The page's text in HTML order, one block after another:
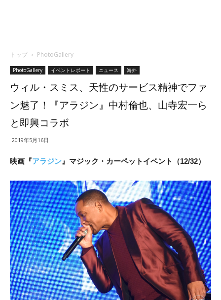
トップ PhotoGallery
PhotoGallery イベントレポート ニュース 海外
ウィル・スミス、天性のサービス精神でファ
ン魅了！『アラジン』中村倫也、山寺宏一ら
と即興コラボ
2019年5月16日
映画『アラジン 』マジック・カーペットイベント（12/32）